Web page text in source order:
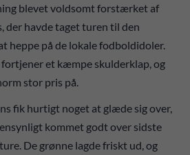
blevet voldsomt forstærket af
der havde taget turen til den
heppe på de lokale fodboldidoler.
et kæmpe skulderklap, og
stor pris på.
fik hurtigt noget at glæde sig over,
kommet godt over sidste
De grønne lagde friskt ud, og